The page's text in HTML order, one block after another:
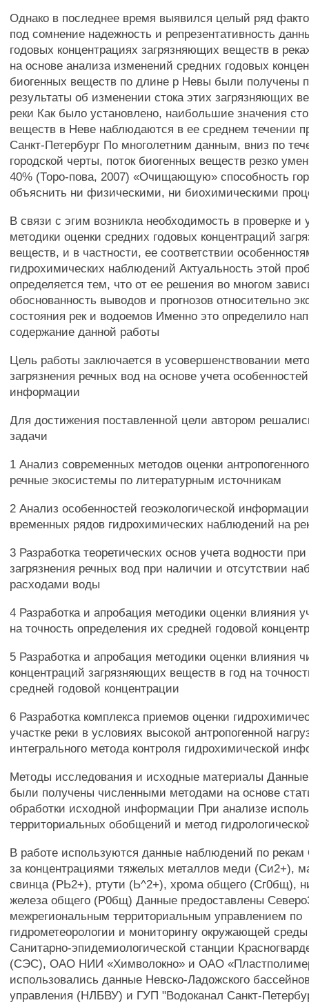
Однако в последнее время выявился целый ряд
под сомнение надежность и репрезентативность
годовых концентрациях загрязняющих веществ в
на основе анализа изменений средних годовых
биогенных веществ по длине р Невы были получены
результаты об изменении стока этих загрязняющих
реки Как было установлено, наибольшие значения
веществ в Неве наблюдаются в ее среднем течении
Санкт-Петербург По многолетним данным, вниз по
городской черты, поток биогенных веществ резко
40% (Торо-пова, 2007) «Очищающую» способность
объяснить ни физическими, ни биохимическими
В связи с эгим возникла необходимость в проверке и
методики оценки средних годовых концентраций
веществ, и в частности, ее соответствии
гидрохимических наблюдений Актуальность этой
определяется тем, что от ее решения во многом
обоснованность выводов и прогнозов относительно
состояния рек и водоемов Именно это определило
содержание данной работы
Цель работы заключается в усовершенствовании
загрязнения речных вод на основе учета
информации
Для достижения поставленной цели автором
задачи
1 Анализ современных методов оценки
речные экосистемы по литературным источникам
2 Анализ особенностей геоэкологической
временных рядов гидрохимических наблюдений на
3 Разработка теоретических основ учета водности
загрязнения речных вод при наличии и отсутствии
расходами воды
4 Разработка и апробация методики оценки влияния
на точность определения их средней годовой
5 Разработка и апробация методики оценки влияния
концентраций загрязняющих веществ в год на
средней годовой концентрации
6 Разработка комплекса приемов оценки
участке реки в условиях высокой антропогенной
интегрального метода контроля гидрохимической
Методы исследования и исходные материалы
были получены численными методами на основе
обработки исходной информации При анализе
территориальных обобщений и метод
В работе используются данные наблюдений по рекам
за концентрациями тяжелых металлов меди (Си2+),
свинца (РЬ2+), ртути (Ь^2+), хрома общего (Сг0бщ),
железа общего (Р0бщ) Данные предоставлены
межрегиональным территориальным управлением по
гидрометеорологии и мониторингу окружающей
Санитарно-эпидемиологической станции
(СЭС), ОАО НИИ «Химволокно» и ОАО
использовались данные Невско-Ладожского
управления (НЛБВУ) и ГУП "Водоканал Санкт-